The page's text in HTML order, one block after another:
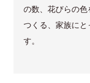
の数、花びらの
つくる、家族に
す。